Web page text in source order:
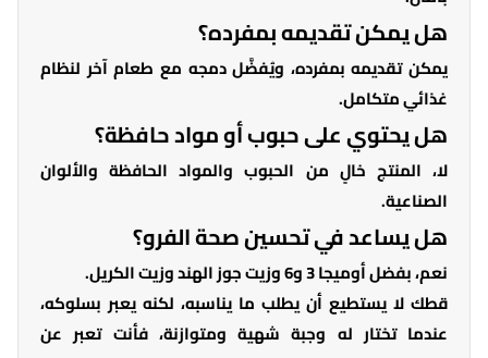
هل يمكن تقديمه بمفرده؟
يمكن تقديمه بمفرده، ويُفضَّل دمجه مع طعام آخر لنظام
غذائي متكامل.
هل يحتوي على حبوب أو مواد حافظة؟
لا، المنتج خالٍ من الحبوب والمواد الحافظة والألوان
الصناعية.
هل يساعد في تحسين صحة الفرو؟
نعم، بفضل أوميجا 3 و6 وزيت جوز الهند وزيت الكريل.
قطك لا يستطيع أن يطلب ما يناسبه، لكنه يعبر بسلوكه،
عندما تختار له وجبة شهية ومتوازنة، فأنت تعبر عن